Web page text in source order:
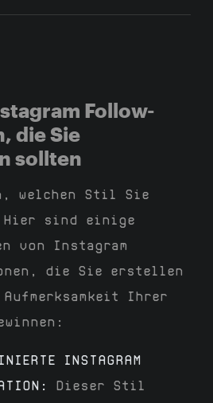
Follow-
die Sie
sollten
welchen Stil Sie
Hier sind einige
von Instagram
die Sie erstellen
Ihrer
INSTAGRAM
Dieser Stil